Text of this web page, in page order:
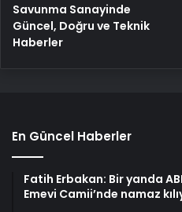
Savunma Sanayinde
Güncel, Doğru ve Teknik
Haberler
En Güncel Haberler
Fatih Erbakan: Bir yanda
Emevi Camii’nde namaz